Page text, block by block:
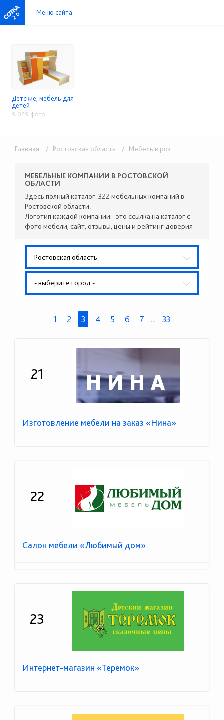
2.0 Меню сайта
Детские, мебель для
детей
9 029 фото
Главная / Ростовская область / Мебель в розницу
МЕБЕЛЬНЫЕ КОМПАНИИ В РОСТОВСКОЙ
ОБЛАСТИ
Здесь полный каталог: 322 мебельных компаний в
Ростовской области.
Логотип каждой компании - это ссылка на каталог с
фото мебели, сайт, отзывы, цены и рейтинг доверия
Ростовская область
- выберите город -
1 2 3 4 5 6 7 ... 33
21
Изготовление мебели на заказ «Нина»
22
Салон мебели «Любимый дом»
23
Интернет-магазин «Теремок»